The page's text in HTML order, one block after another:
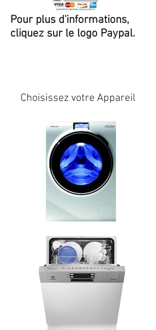
Pour plus d'informations,
cliquez sur le logo Paypal.
Choisissez votre Appareil